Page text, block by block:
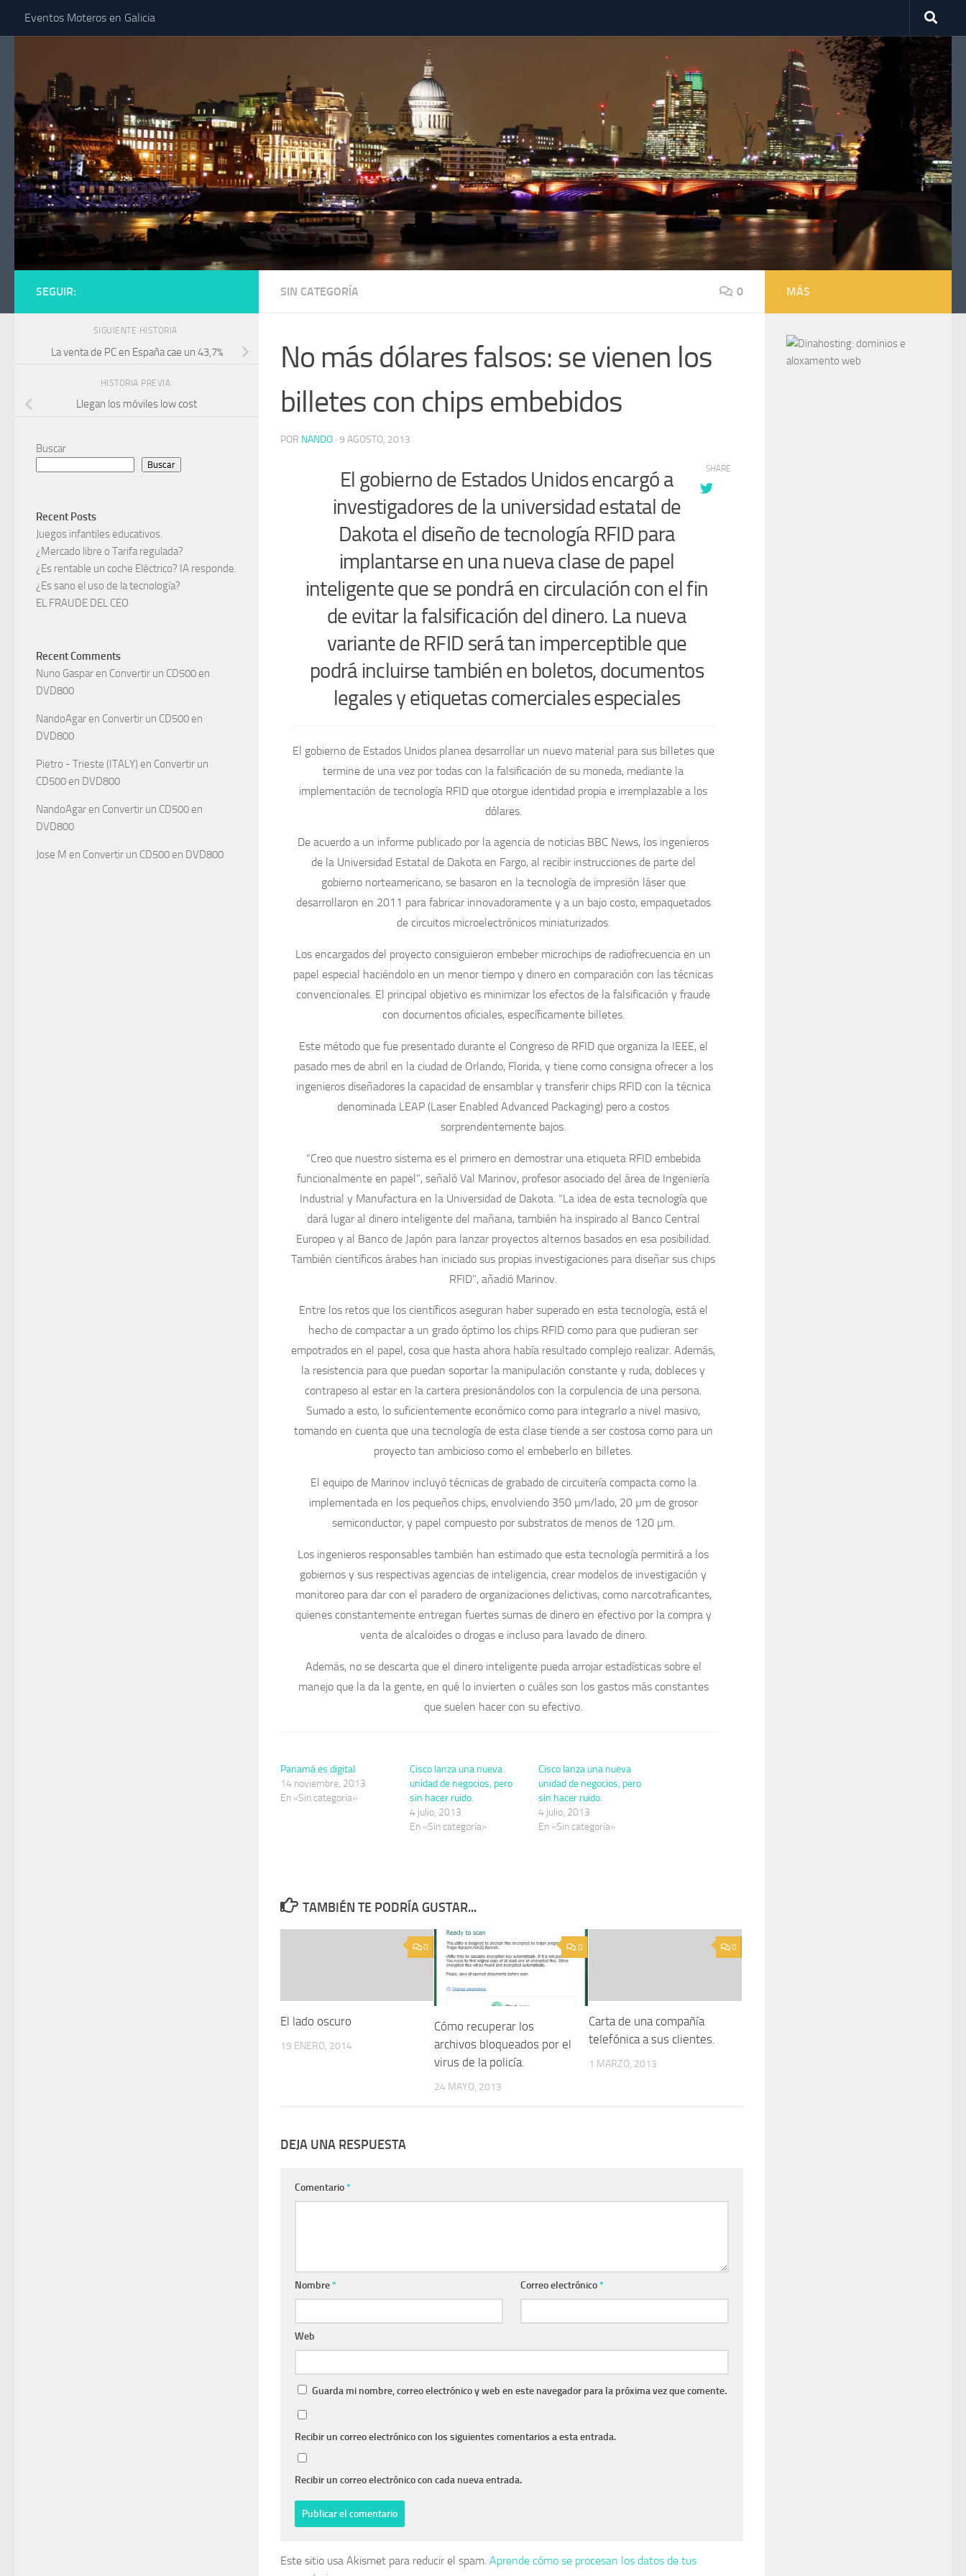
Saltar al contenido
Eventos Moteros en Galicia
SIN CATEGORÍA 0
No más dólares falsos: se vienen los
billetes con chips embebidos
POR NANDO · 9 AGOSTO, 2013
El gobierno de Estados Unidos encargó a
investigadores de la universidad estatal de
Dakota el diseño de tecnología RFID para
implantarse en una nueva clase de papel
inteligente que se pondrá en circulación con el fin
de evitar la falsificación del dinero. La nueva
variante de RFID será tan imperceptible que
podrá incluirse también en boletos, documentos
legales y etiquetas comerciales especiales
El gobierno de Estados Unidos planea desarrollar un nuevo material para sus billetes que
termine de una vez por todas con la falsificación de su moneda, mediante la
implementación de tecnología RFID que otorgue identidad propia e irremplazable a los
dólares.
De acuerdo a un informe publicado por la agencia de noticias BBC News, los ingenieros
de la Universidad Estatal de Dakota en Fargo, al recibir instrucciones de parte del
gobierno norteamericano, se basaron en la tecnología de impresión láser que
desarrollaron en 2011 para fabricar innovadoramente y a un bajo costo, empaquetados
de circuitos microelectrónicos miniaturizados.
Los encargados del proyecto consiguieron embeber microchips de radiofrecuencia en un
papel especial haciéndolo en un menor tiempo y dinero en comparación con las técnicas
convencionales. El principal objetivo es minimizar los efectos de la falsificación y fraude
con documentos oficiales, específicamente billetes.
Este método que fue presentado durante el Congreso de RFID que organiza la IEEE, el
pasado mes de abril en la ciudad de Orlando, Florida, y tiene como consigna ofrecer a los
ingenieros diseñadores la capacidad de ensamblar y transferir chips RFID con la técnica
denominada LEAP (Laser Enabled Advanced Packaging) pero a costos
sorprendentemente bajos.
“Creo que nuestro sistema es el primero en demostrar una etiqueta RFID embebida
funcionalmente en papel”, señaló Val Marinov, profesor asociado del área de Ingeniería
Industrial y Manufactura en la Universidad de Dakota. “La idea de esta tecnología que
dará lugar al dinero inteligente del mañana, también ha inspirado al Banco Central
Europeo y al Banco de Japón para lanzar proyectos alternos basados en esa posibilidad.
También científicos árabes han iniciado sus propias investigaciones para diseñar sus chips
RFID”, añadió Marinov.
Entre los retos que los científicos aseguran haber superado en esta tecnología, está el
hecho de compactar a un grado óptimo los chips RFID como para que pudieran ser
empotrados en el papel, cosa que hasta ahora había resultado complejo realizar. Además,
la resistencia para que puedan soportar la manipulación constante y ruda, dobleces y
contrapeso al estar en la cartera presionándolos con la corpulencia de una persona.
Sumado a esto, lo suficientemente económico como para integrarlo a nivel masivo,
tomando en cuenta que una tecnología de esta clase tiende a ser costosa como para un
proyecto tan ambicioso como el embeberlo en billetes.
El equipo de Marinov incluyó técnicas de grabado de circuitería compacta como la
implementada en los pequeños chips, envolviendo 350 µm/lado, 20 µm de grosor
semiconductor, y papel compuesto por substratos de menos de 120 µm.
Los ingenieros responsables también han estimado que esta tecnología permitirá a los
gobiernos y sus respectivas agencias de inteligencia, crear modelos de investigación y
monitoreo para dar con el paradero de organizaciones delictivas, como narcotraficantes,
quienes constantemente entregan fuertes sumas de dinero en efectivo por la compra y
venta de alcaloides o drogas e incluso para lavado de dinero.
Además, no se descarta que el dinero inteligente pueda arrojar estadísticas sobre el
manejo que la da la gente, en qué lo invierten o cuáles son los gastos más constantes
que suelen hacer con su efectivo.
Panamá es digital
14 noviembre, 2013
En «Sin categoría»
Cisco lanza una nueva
unidad de negocios, pero
sin hacer ruido.
4 julio, 2013
En «Sin categoría»
Cisco lanza una nueva
unidad de negocios, pero
sin hacer ruido.
4 julio, 2013
En «Sin categoría»
SHARE
TAMBIÉN TE PODRÍA GUSTAR...
0
El lado oscuro
19 ENERO, 2014
0
Cómo recuperar los
archivos bloqueados por el
virus de la policía.
24 MAYO, 2013
0
Carta de una compañía
telefónica a sus clientes.
1 MARZO, 2013
DEJA UNA RESPUESTA
Comentario*
Nombre* Correo electrónico*
Web
Guarda mi nombre, correo electrónico y web en este navegador para la próxima vez que comente.
Recibir un correo electrónico con los siguientes comentarios a esta entrada.
Recibir un correo electrónico con cada nueva entrada.
Este sitio usa Akismet para reducir el spam. Aprende cómo se procesan los datos de tus
SEGUIR:
SIGUIENTE HISTORIA
La venta de PC en España cae un 43,7%
HISTORIA PREVIA
Llegan los móviles low cost
Buscar
Buscar
Recent Posts
Juegos infantiles educativos.
¿Mercado libre o Tarifa regulada?
¿Es rentable un coche Eléctrico? IA responde.
¿Es sano el uso de la tecnología?
EL FRAUDE DEL CEO
Recent Comments
Nuno Gaspar en Convertir un CD500 en
DVD800
NandoAgar en Convertir un CD500 en
DVD800
Pietro - Trieste (ITALY) en Convertir un
CD500 en DVD800
NandoAgar en Convertir un CD500 en
DVD800
Jose M en Convertir un CD500 en DVD800
MÁS